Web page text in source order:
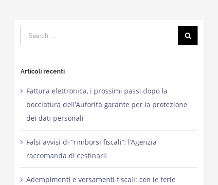
Search
for:
Articoli recenti
Fattura elettronica, i prossimi passi dopo la
bocciatura dell’Autorità garante per la protezione
dei dati personali
Falsi avvisi di “rimborsi fiscali”: l’Agenzia
raccomanda di cestinarli
Adempimenti e versamenti fiscali: con le ferie